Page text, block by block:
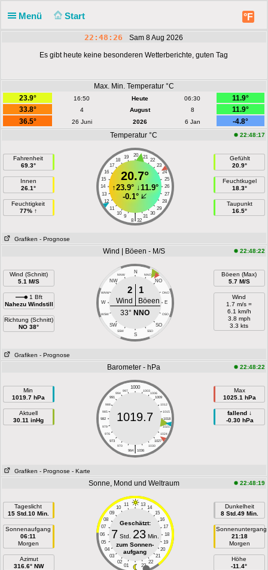
Menü Start °F
22:48:26 Sam 8 Aug 2026
Es gibt heute keine besonderen Wetterberichte, guten Tag
Max. Min. Temperatur °C
23.9°
16:50 Heute 06:30
11.9°
33.8°
4 August 8
11.9°
36.5°
26 Juni 2026 6 Jan
-4.8°
Temperatur °C
22:48:17
Fahrenheit
69.3°
Innen
26.1°
Feuchtigkeit
77% ↑
20
19 21
18
22
17
23
16
24
15
25
14
26
13
27
12
28
11
29
10
30
9 31
|
8 32
20.7°
↑23.9°↓11.9°
-0.1°
Gefühlt
20.9°
Feuchtkugel
18.3°
Taupunkt
16.5°
Grafiken - Prognose
Wind | Böeen - M/S 22:48:22
Wind (Schnitt)
5.1 M/S
1 Bft
Nahezu Windstill
Richtung (Schnitt)
NO 38°
N
NNW NNO
NW NO
WNW ONO
W E
WSW OSO
SW SO
SSW SSO
S
2 1
Wind
Böeen
33° NNO
Böeen (Max)
5.7 M/S
Wind
1.7 m/s =
6.1 km/h
3.8 mph
3.3 kts
Grafiken - Prognose
Barometer - hPa 22:48:22
Min
1019.7 hPa
Aktuell
30.11 inHg
1000
997 1003
994
1006
991
1009
988
1012
985
1015
982
1018
979
1021
976
1024
973
1027
970
1030
|
964 1036
1019.7
Max
1025.1 hPa
fallend ↓
-0.30 hPa
Grafiken - Prognose - Karte
Sonne, Mond und Weltraum 22:48:19
Tageslicht
15 Std.10 Min.
Sonnenaufgang
06:11
Morgen
Azimut
316.6° NW
11 13
10
14
09
15
08
16
07
17
06
18
05
19
04
20
03
21
02
22
01 23
Geschätzt:
7 Std. 23Min.
zum Sonnen-
aufgang
Dunkelheit
8 Std.49 Min.
Sonnenuntergang
21:18
Morgen
Höhe
-11.4°